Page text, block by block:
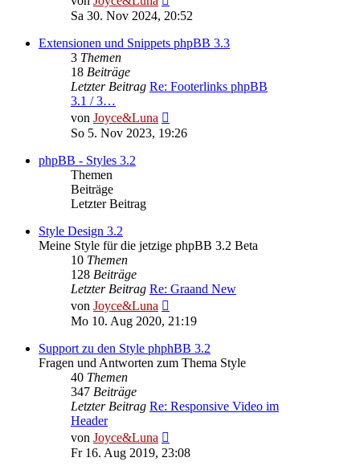
Beitrag
Sa 30. Nov 2024, 20:52
Extensionen und Snippets phpBB 3.3
3 Themen
18 Beiträge
Letzter Beitrag Re: Footerlinks phpBB
3.1 / 3…
von Joyce&Luna
Beitrag
So 5. Nov 2023, 19:26
phpBB - Styles 3.2
Themen
Beiträge
Letzter Beitrag
Style Design 3.2
Meine Style für die jetzige phpBB 3.2 Beta
10 Themen
128 Beiträge
Letzter Beitrag Re: Graand New
von Joyce&Luna
Beitrag
Mo 10. Aug 2020, 21:19
Support zu den Style phphBB 3.2
Fragen und Antworten zum Thema Style
40 Themen
347 Beiträge
Letzter Beitrag Re: Responsive Video im
Header
von Joyce&Luna
Beitrag
Fr 16. Aug 2019, 23:08